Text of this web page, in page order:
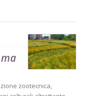
zootecnica,